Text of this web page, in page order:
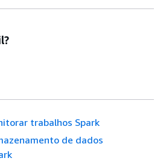
trabalhos Spark
de dados